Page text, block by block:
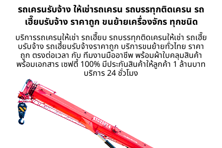
รถเครนรับจ้าง ให้เช่ารถเครน รถบรรทุกติดเครน รถ
เฮี๊ยบรับจ้าง ราคาถูก ขนย้ายเครื่องจักร ทุกชนิด
บริการรถเครนให้เช่า รถเฮี๊ยบ รถบรรทุกติดเครนให้เช่า รถเฮี๊ย
บรับจ้าง รถเฮี้ยบรับจ้างราคาถูก บริการขนย้ายทั่วไทย ราคา
ถูก ตรงต่อเวลา กับ ทีมงานมืออาชีพ พร้อมผ้าใบคลุมสินค้า
พร้อมเอกสาร เซฟตี้ 100% มีประกันสินค้าให้ลูกค้า 1 ล้านบาท
บริการ 24 ชั่วโมง